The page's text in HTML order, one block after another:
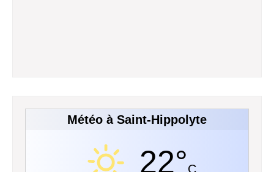
Météo à Saint-Hippolyte
22°C